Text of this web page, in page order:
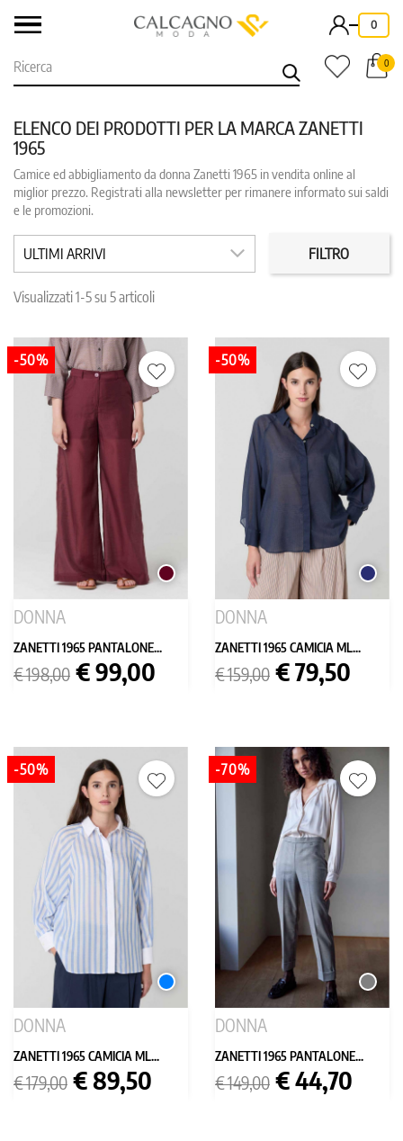
- 0
0
ELENCO DEI PRODOTTI PER LA MARCA ZANETTI
1965
CLEAR
categorie: donna
CATEGORIE PREZZO
COLORE
REPARTO IN PROMO
Camice ed abbigliamento da donna Zanetti 1965 in vendita online al
miglior prezzo. Registrati alla newsletter per rimanere informato sui saldi
e le promozioni.
ULTIMI ARRIVI FILTRO
Visualizzati 1-5 su 5 articoli
BORDEAUX
DONNA
ZANETTI 1965 PANTALONE...
Prezzo
base
€ 198,00 Prezzo
€ 99,00
-50%
BLU
DONNA
ZANETTI 1965 CAMICIA ML...
Prezzo
base
€ 159,00 Prezzo
€ 79,50
-50%
AZZURRO
DONNA
ZANETTI 1965 CAMICIA ML...
Prezzo
base
€ 179,00 Prezzo
€ 89,50
-50%
GRIGIO
MEDIO
DONNA
ZANETTI 1965 PANTALONE...
Prezzo
base
€ 149,00 Prezzo
€ 44,70
-70%